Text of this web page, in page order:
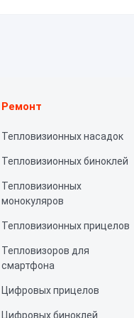
Ремонт
Тепловизионных насадок
Тепловизионных биноклей
Тепловизионных
монокуляров
Тепловизионных прицелов
Тепловизоров для
смартфона
Цифровых прицелов
Цифровых биноклей